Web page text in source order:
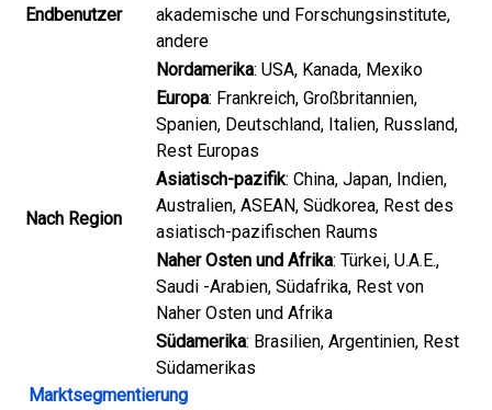
Endbenutzer
akademische und Forschungsinstitute,
andere
Nach Region
Nordamerika: USA, Kanada, Mexiko
Europa: Frankreich, Großbritannien,
Spanien, Deutschland, Italien, Russland,
Rest Europas
Asiatisch-pazifik: China, Japan, Indien,
Australien, ASEAN, Südkorea, Rest des
asiatisch-pazifischen Raums
Naher Osten und Afrika: Türkei, U.A.E.,
Saudi -Arabien, Südafrika, Rest von
Naher Osten und Afrika
Südamerika: Brasilien, Argentinien, Rest
Südamerikas
Marktsegmentierung